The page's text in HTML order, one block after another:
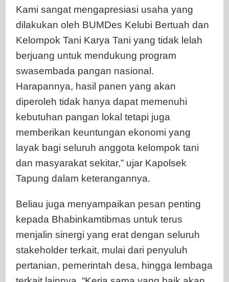
Kami sangat mengapresiasi usaha yang
dilakukan oleh BUMDes Kelubi Bertuah dan
Kelompok Tani Karya Tani yang tidak lelah
berjuang untuk mendukung program
swasembada pangan nasional.
Harapannya, hasil panen yang akan
diperoleh tidak hanya dapat memenuhi
kebutuhan pangan lokal tetapi juga
memberikan keuntungan ekonomi yang
layak bagi seluruh anggota kelompok tani
dan masyarakat sekitar,” ujar Kapolsek
Tapung dalam keterangannya.
Beliau juga menyampaikan pesan penting
kepada Bhabinkamtibmas untuk terus
menjalin sinergi yang erat dengan seluruh
stakeholder terkait, mulai dari penyuluh
pertanian, pemerintah desa, hingga lembaga